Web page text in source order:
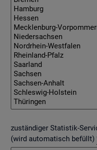
zuständiger Statistik-
(wird automatisch befüllt)